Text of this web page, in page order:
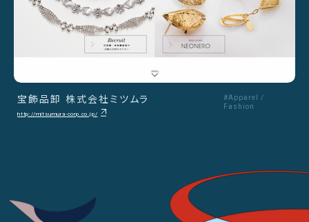
宝飾品卸 株式会社ミツムラ
http://mitsumura-corp.co.jp/
#Apparel /
Fashion